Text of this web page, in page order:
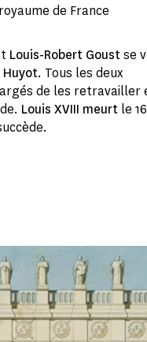
de France
Louis-Robert Goustse
Huyot. Tous les deux
de les retravailler
Louis XVIII meurt le 16